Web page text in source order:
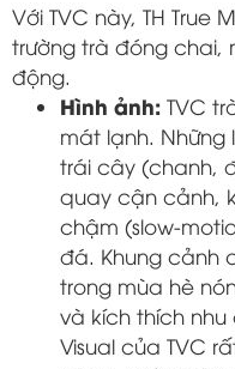
Với TVC này, TH True
trường trà đóng chai,
động.
Hình ảnh: TVC
mát lạnh. Những
trái cây (chanh,
quay cận cảnh,
chậm (slow-
đá. Khung cảnh
trong mùa hè
và kích thích
Visual của TVC